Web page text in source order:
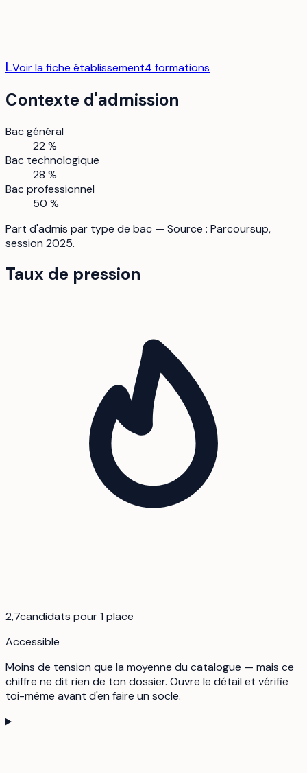
LVoir la fiche établissement4 formations
Contexte d'admission
Bac général
22 %
Bac technologique
28 %
Bac professionnel
50 %
Part d'admis par type de bac — Source : Parcoursup,
session 2025.
Taux de pression
2,7candidats pour 1 place
Accessible
Moins de tension que la moyenne du catalogue — mais ce
chiffre ne dit rien de ton dossier. Ouvre le détail et vérifie
toi-même avant d'en faire un socle.